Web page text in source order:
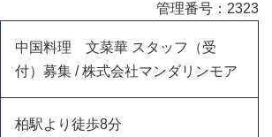
管理番号：2323
中国料理 文菜華 スタッフ（受
付）募集 / 株式会社マンダリンモア
柏駅より徒歩8分